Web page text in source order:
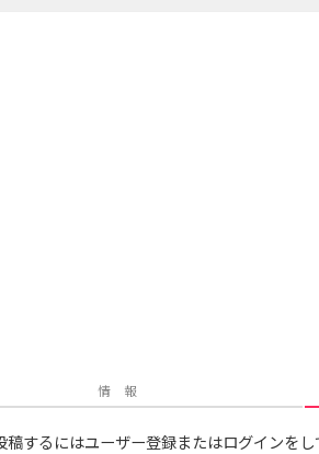
情 報
稿するにはユーザー登録またはログインをし